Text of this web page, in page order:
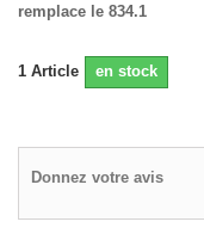
remplace le 834.1
1 Article en stock
Donnez votre avis